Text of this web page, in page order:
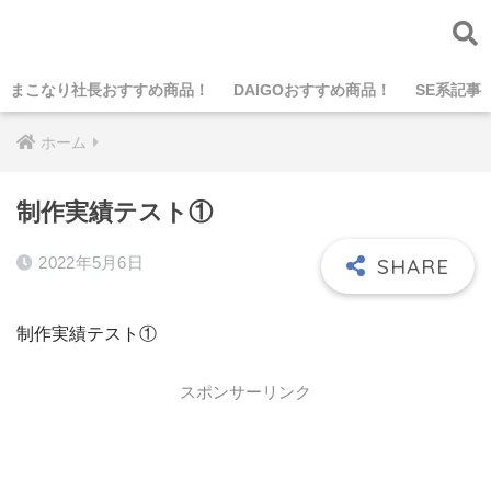
まこなり社長おすすめ商品！ DAIGOおすすめ商品！ SE系記事
ホーム
制作実績テスト①
2022年5月6日
制作実績テスト①
スポンサーリンク